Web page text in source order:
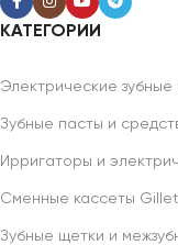
КАТЕГОРИИ
Электрические зубные
Зубные пасты и
Ирригаторы и
Сменные кассеты
Зубные щетки и